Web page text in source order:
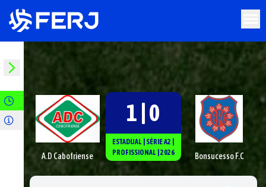
A.D Cabofriense
1 | 0
ESTADUAL SÉRIEA2
PROFISSIONAL 2026 Bonsucesso F.C